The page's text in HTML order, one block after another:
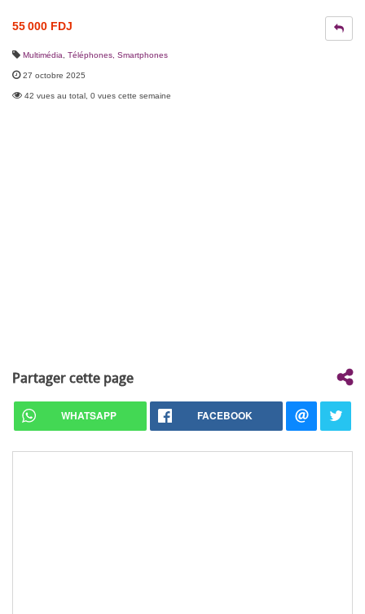
55 000 FDJ
Multimédia Téléphones, Smartphones
27 octobre 2025
42 vues au total, 0 vues cette semaine
Partager cette page
WHATSAPP FACEBOOK